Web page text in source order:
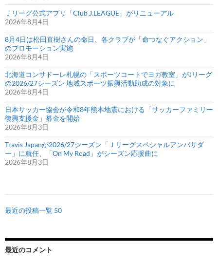
Ｊリーグ公式アプリ「Club J.LEAGUE」がリニューアル
2026年8月4日
8月4日は松田直樹さんの命日、各クラブが「命つなぐアクション」
のプロモーション実施
2026年8月4日
北海道コンサドーレ札幌の「スポーツコートでヨガ教室」がJリーグ
の2026/27シーズン 地域スポーツ振興活動助成の対象に
2026年8月4日
日本サッカー協会が令和8年熊本地震における「サッカーファミリー
復興支援金」募金を開始
2026年8月3日
Travis Japanが2026/27シーズン「Ｊリーグスペシャルアンバサダ
ー」に就任、「On My Road」がシーズン応援曲に
2026年8月3日
最近の投稿一覧 50
最近のコメント